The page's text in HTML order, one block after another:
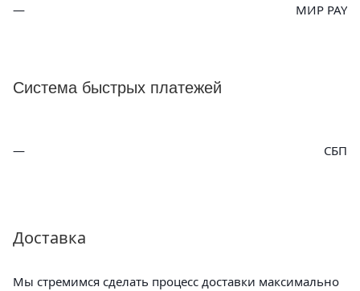
МИР PAY
Система быстрых платежей
СБП
Доставка
Мы стремимся сделать процесс доставки максимально